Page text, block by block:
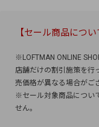
【セール商品につい
※LOFTMAN ONLINE
店舗だけの割引施策を行
売価格が異なる場合がご
※セール対象商品につい
せん。